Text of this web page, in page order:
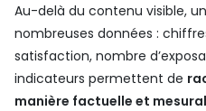
Au-delà du contenu visible,
nombreuses données :
satisfaction, nombre
indicateurs permettent de
manière factuelle et